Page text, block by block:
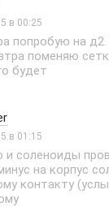
в 00:25
попробую на
поменяю
будет
в 01:15
и соленоиды
на корпус
контакту